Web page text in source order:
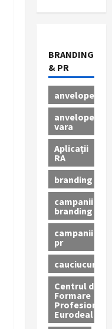
BRANDING
& PR
anvelope
anvelope
vara
Aplicații
RA
branding
campanii
branding
campanii
pr
cauciucuri
Centrul de
Formare
Profesionala
Eurodeal